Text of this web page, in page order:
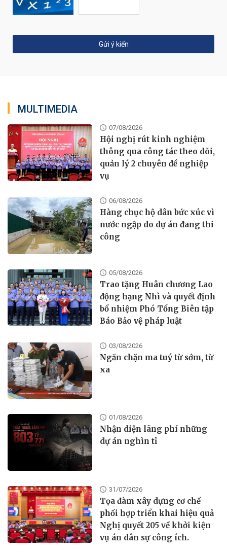
MULTIMEDIA
07/08/2026
Hội nghị rút kinh nghiệm
thông qua công tác theo dõi,
quản lý 2 chuyên đề nghiệp
vụ
06/08/2026
Hàng chục hộ dân bức xúc vì
nước ngập do dự án đang thi
công
05/08/2026
Trao tặng Huân chương Lao
động hạng Nhì và quyết định
bổ nhiệm Phó Tổng Biên tập
Báo Bảo vệ pháp luật
03/08/2026
Ngăn chặn ma tuý từ sớm, từ
xa
01/08/2026
Nhận diện lãng phí những
dự án nghìn tỉ
31/07/2026
Tọa đàm xây dựng cơ chế
phối hợp triển khai hiệu quả
Nghị quyết 205 về khởi kiện
vụ án dân sự công ích.